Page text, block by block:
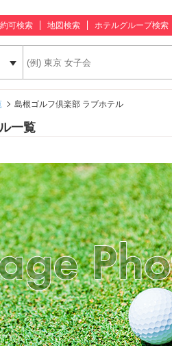
可検索 地図検索 ホテルグループ検索
島根ゴルフ倶楽部 ラブホテル
一覧